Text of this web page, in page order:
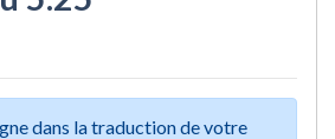
dans la traduction de votre